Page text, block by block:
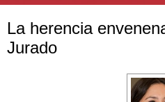
La herencia
Jurado